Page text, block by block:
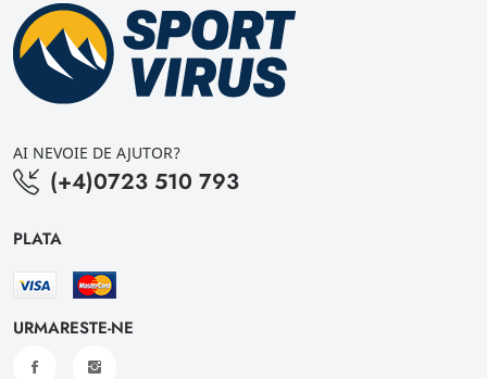
AI NEVOIE DE AJUTOR?
(+4)0723 510 793
PLATA
URMARESTE-NE